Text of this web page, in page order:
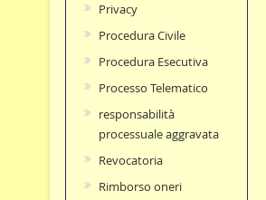
Privacy
Procedura Civile
Procedura Esecutiva
Processo Telematico
responsabilità
processuale aggravata
Revocatoria
Rimborso oneri